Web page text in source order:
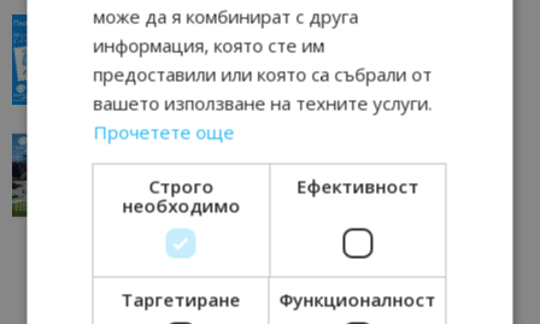
“Пощенска картичка от…”: Пловдив, градът на
всички времена
Пловдив 23/06/2026 10:00
“Пощенска картичка от…”: Перник – град на
традициите, културата и вдъхновяващите...
Перник 17/06/2026 09:01
може да я комбинират с друга
информация, която сте им
предоставили или която са събрали от
вашето използване на техните услуги.
Прочетете още
Строго
необходимо
Ефективност
Таргетиране Функционалност